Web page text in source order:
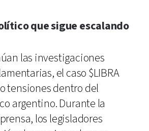
que sigue escalando
las investigaciones
el caso $LIBRA
tensiones dentro del
argentino. Durante la
los legisladores